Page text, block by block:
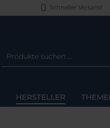
Schneller Versand
HERSTELLER